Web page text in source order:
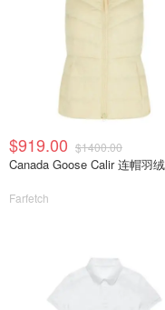
$919.00 $1400.00
Canada Goose Calir 连帽羽
Farfetch